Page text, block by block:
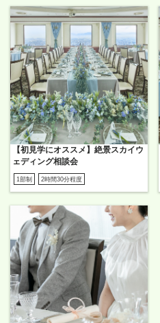
【初見学にオススメ】絶景スカイウ
ェディング相談会
1部制 2時間30分程度